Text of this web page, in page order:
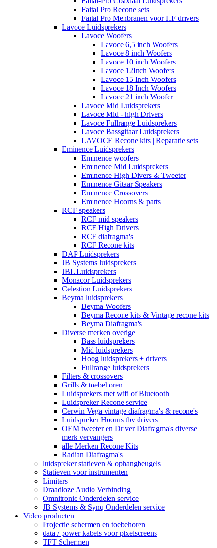
Faital Pro Recone sets
Faital Pro Menbranen voor HF drivers
Lavoce Luidsprekers
Lavoce Woofers
Lavoce 6,5 inch Woofers
Lavoce 8 inch Woofers
Lavoce 10 inch Woofers
Lavoce 12Inch Woofers
Lavoce 15 Inch Woofers
Lavoce 18 Inch Woofers
Lavoce 21 inch Woofer
Lavoce Mid Luidsprekers
Lavoce Mid - high Drivers
Lavoce Fullrange Luidsprekers
Lavoce Bassgitaar Luidsprekers
LAVOCE Recone kits | Reparatie sets
Eminence Luidsprekers
Eminence woofers
Eminence Mid Luidsprekers
Eminence High Divers & Tweeter
Eminence Gitaar Speakers
Eminence Crossovers
Eminence Hoorns & parts
RCF speakers
RCF mid speakers
RCF High Drivers
RCF diafragma's
RCF Recone kits
DAP Luidsprekers
JB Systems luidsprekers
JBL Luidsprekers
Monacor Luidsprekers
Celestion Luidsprekers
Beyma luidsprekers
Beyma Woofers
Beyma Recone kits & Vintage recone kits
Beyma Diafragma's
Diverse merken overige
Bass luidsprekers
Mid luidsprekers
Hoog luidsprekers + drivers
Fullrange luidsprekers
Filters & crossovers
Grills & toebehoren
Luidsprekers met wifi of Bluetooth
Luidspreker Recone service
Cerwin Vega vintage diafragma's & recone's
Luidspreker Hoorns tbv drivers
OEM tweeter en Driver Diafragma's diverse
merk vervangers
alle Merken Recone Kits
Radian Diafragma's
luidspreker statieven & ophangbeugels
Statieven voor instrumenten
Limiters
Draadloze Audio Verbinding
Omnitronic Onderdelen service
JB Systems & Synq Onderdelen service
Video producten
Projectie schermen en toebehoren
data / power kabels voor pixelscreens
TFT Schermen